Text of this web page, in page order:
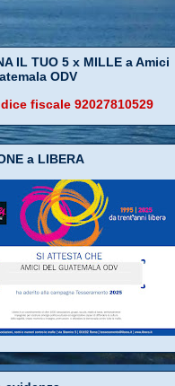
IL TUO 5 x MILLE a Amici
ODV
fiscale 92027810529
a LIBERA